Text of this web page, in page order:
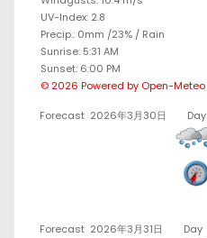
UV-Index: 2.8
Precip.: 0mm /23% / Rain
Sunrise: 5:31 AM
Sunset: 6:00 PM
© 2026 Powered by Open-Meteo
Forecast 2026年3月30日 Day
Forecast 2026年3月31日 Day